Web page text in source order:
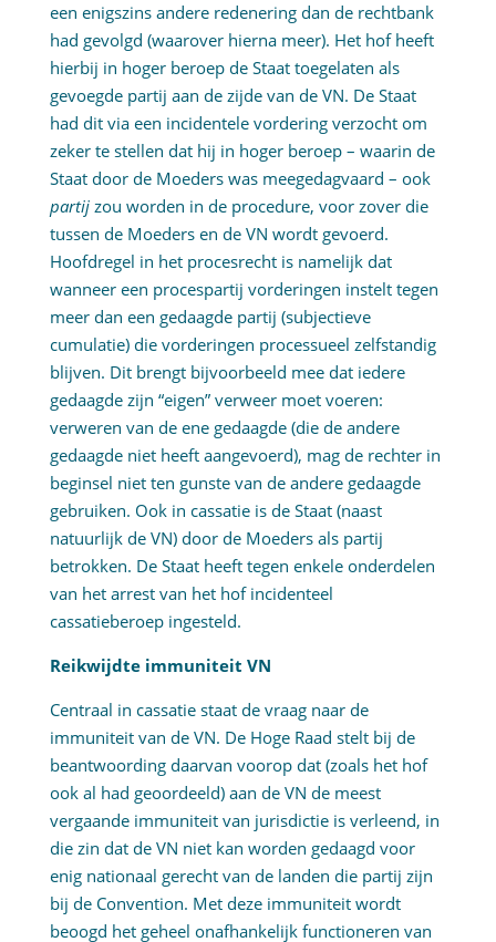
een enigszins andere redenering dan de rechtbank
had gevolgd (waarover hierna meer). Het hof heeft
hierbij in hoger beroep de Staat toegelaten als
gevoegde partij aan de zijde van de VN. De Staat
had dit via een incidentele vordering verzocht om
zeker te stellen dat hij in hoger beroep – waarin de
Staat door de Moeders was meegedagvaard – ook
partijzou worden in de procedure, voor zover die
tussen de Moeders en de VN wordt gevoerd.
Hoofdregel in het procesrecht is namelijk dat
wanneer een procespartij vorderingen instelt tegen
meer dan een gedaagde partij (subjectieve
cumulatie) die vorderingen processueel zelfstandig
blijven. Dit brengt bijvoorbeeld mee dat iedere
gedaagde zijn “eigen” verweer moet voeren:
verweren van de ene gedaagde (die de andere
gedaagde niet heeft aangevoerd), mag de rechter in
beginsel niet ten gunste van de andere gedaagde
gebruiken. Ook in cassatie is de Staat (naast
natuurlijk de VN) door de Moeders als partij
betrokken. De Staat heeft tegen enkele onderdelen
van het arrest van het hof incidenteel
cassatieberoep ingesteld.
Reikwijdte immuniteit VN
Centraal in cassatie staat de vraag naar de
immuniteit van de VN. De Hoge Raad stelt bij de
beantwoording daarvan voorop dat (zoals het hof
ook al had geoordeeld) aan de VN de meest
vergaande immuniteit van jurisdictie is verleend, in
die zin dat de VN niet kan worden gedaagd voor
enig nationaal gerecht van de landen die partij zijn
bij de Convention. Met deze immuniteit wordt
beoogd het geheel onafhankelijk functioneren van